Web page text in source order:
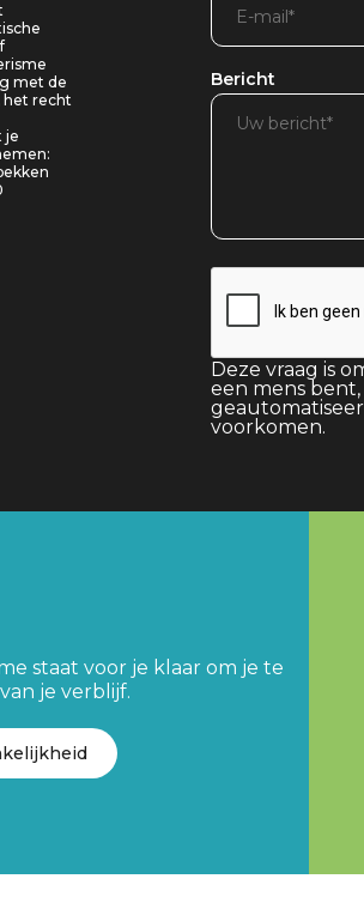
met de
het recht
je
Bericht
Deze vraag is
een mens bent,
voorkomen.
staat voor je klaar om je te
je verblijf.